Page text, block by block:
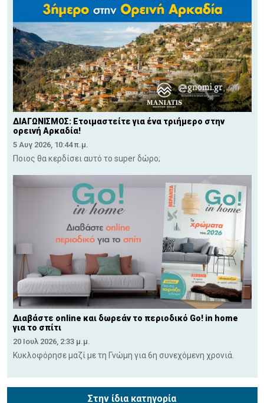
ΔΙΑΓΩΝΙΣΜΟΣ: Ετοιμαστείτε για ένα τριήμερο στην
ορεινή Αρκαδία!
5 Αυγ 2026, 10:44 π.μ.
Ποιος θα κερδίσει αυτό το super δώρο;
Διαβάστε online και δωρεάν το περιοδικό Go! in home
για το σπίτι
20 Ιουλ 2026, 2:33 μ.μ.
Κυκλοφόρησε μαζί με τη Γνώμη για 6η συνεχόμενη χρονιά.
Στην ίδια κατηγορία